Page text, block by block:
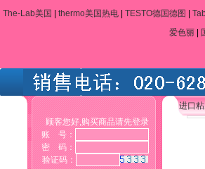
The-Lab美国
thermo美国热电| TESTO德国德图
爱色丽|
顾客您好,购买商品请先登录
账 号：
密 码：
验证码：
进口